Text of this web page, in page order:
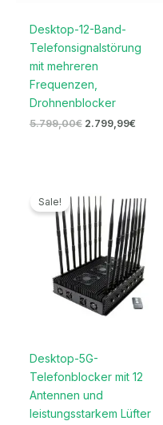
Desktop-12-Band-
Telefonsignalstörung
mit mehreren
Frequenzen,
Drohnenblocker
5.799,00€ 2.799,99€
Sale!
Desktop-5G-
Telefonblocker mit 12
Antennen und
leistungsstarkem Lüfter
Preis
war:
1.699,00€
ist: